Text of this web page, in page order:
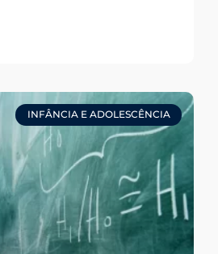
INFÂNCIA E ADOLESCÊNCIA